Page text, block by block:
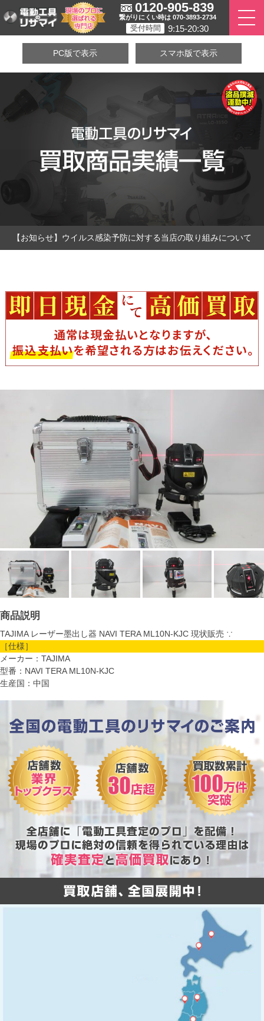
0120-905-839
繋がりにくい時は 070-3893-2734
受付時間 9:15-20:30
PC版で表示 スマホ版で表示
【お知らせ】ウイルス感染予防に対する当店の取り組みについて
商品説明
TAJIMA レーザー墨出し器 NAVI TERA ML10N-KJC 現状販売 ∵
［仕様］
メーカー：TAJIMA
型番：NAVI TERA ML10N-KJC
生産国：中国